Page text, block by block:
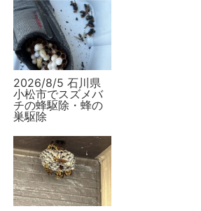
2026/8/5 石川県
小松市でスズメバ
チの蜂駆除・蜂の
巣駆除